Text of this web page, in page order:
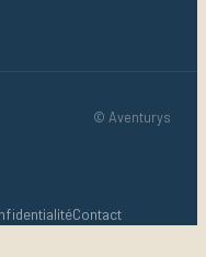
© Aventurys
Contact